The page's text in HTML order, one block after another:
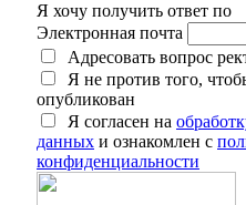
Я хочу получить ответ по
Электронная почта
Адресовать вопрос
Я не против того,
опубликован
Я согласен на
данных и ознакомлен с
конфиденциальности